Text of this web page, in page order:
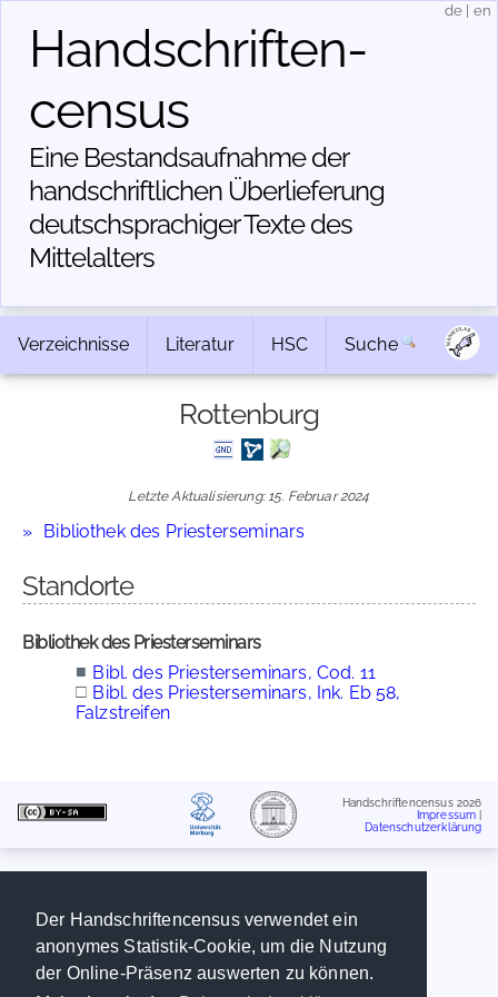
Der Handschriftencensus verwendet ein
anonymes Statistik-Cookie, um die Nutzung
der Online-Präsenz auswerten zu können.
Handschriften­
census
Eine Bestandsaufnahme der
handschriftlichen Über­lieferung
deutschsprachiger Texte des
Mittelalters
de en
Verzeichnisse Literatur HSC Suche
Rottenburg
Letzte Aktualisierung: 15. Februar 2024
Bibliothek des Priesterseminars
Standorte
Bibliothek des Priesterseminars
■ Bibl. des Priesterseminars, Cod. 11
□ Bibl. des Priesterseminars, Ink. Eb 58,
Falzstreifen
Handschriftencensus 2026
Impressum
Datenschutzerklärung